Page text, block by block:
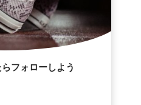
フォローしよう